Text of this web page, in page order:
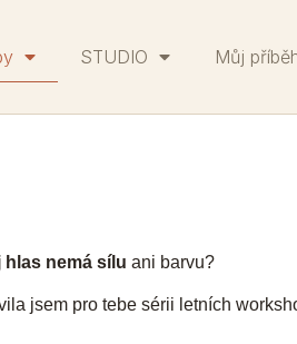
STUDIO Můj
hlas nemá sílu ani barvu?
jsem pro tebe sérii letních